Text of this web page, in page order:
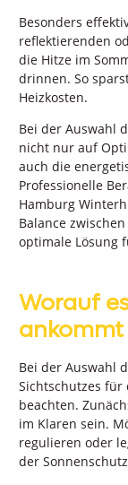
Besonders
reflektierenden
die Hitze im
drinnen. So
Heizkosten.
Bei der Auswahl
nicht nur auf
auch die
Professionelle
Hamburg
Balance
optimale Lösung
Worauf
ankommt
Bei der Auswahl
Sichtschutzes für
beachten.
im Klaren sein.
regulieren oder
der